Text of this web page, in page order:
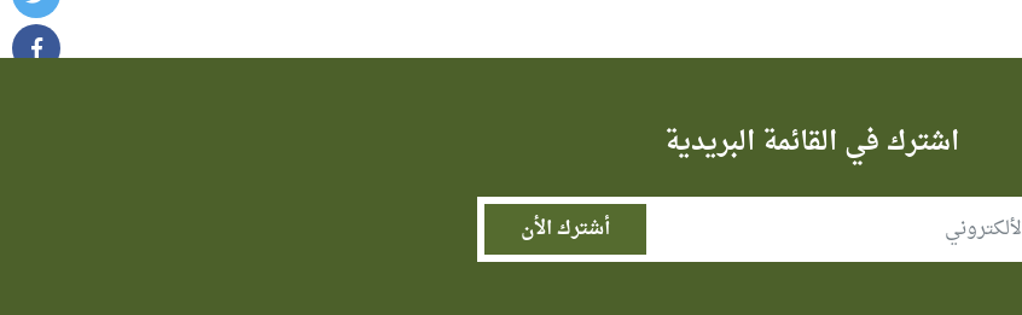
اشترك في القائمة البريدية